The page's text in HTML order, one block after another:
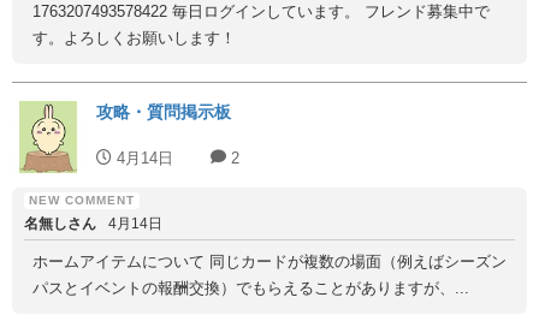
1763207493578422 毎日ログインしています。 フレンド募集中で
す。よろしくお願いします！
攻略・質問掲示板
4月14日 2
名無しさん 4月14日
ホームアイテムについて 同じカードが複数の場面（例えばシーズン
パスとイベントの報酬交換）でもらえることがありますが、...